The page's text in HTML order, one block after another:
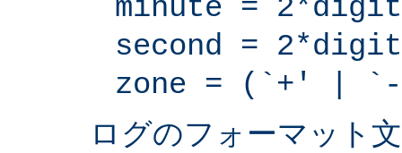
minute = 2*digit
second = 2*digit
zone = (`+' |
ログのフォーマット